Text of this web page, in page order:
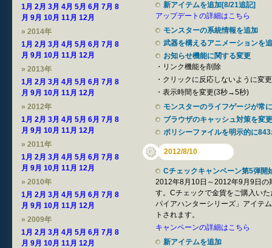
新アイテムを追加[8/21追記]
アップデートの詳細はこちら
モンスターの系統情報を追加
武器を構えるアニメーションを
お知らせ機能に関する変更
・リンク機能を削除
・クリックに反応しないように変更
・表示時間を変更(3秒→5秒)
モンスターのライフゲージが常
ブラウザのキャッシュ対策を変更
ポリシーファイルを明示的に
2012/8/10
Cチェックキャンペーン第5弾開
2012年8月10日～2012年9月9日の
す。Cチェックで金貨をご購入い
パイアハンターシリーズ」アイテ
トされます。
キャンペーンの詳細はこちら
新アイテムを追加
1月 2月 3月 4月 5月 6月 7月 8
月 9月 10月 11月 12月
» 2014年
1月 2月 3月 4月 5月 6月 7月 8
月 9月 10月 11月 12月
» 2013年
1月 2月 3月 4月 5月 6月 7月 8
月 9月 10月 11月 12月
» 2012年
1月 2月 3月 4月 5月 6月 7月 8
月 9月 10月 11月 12月
» 2011年
1月 2月 3月 4月 5月 6月 7月 8
月 9月 10月 11月 12月
» 2010年
1月 2月 3月 4月 5月 6月 7月 8
月 9月 10月 11月 12月
» 2009年
1月 2月 3月 4月 5月 6月 7月 8
月 9月 10月 11月 12月